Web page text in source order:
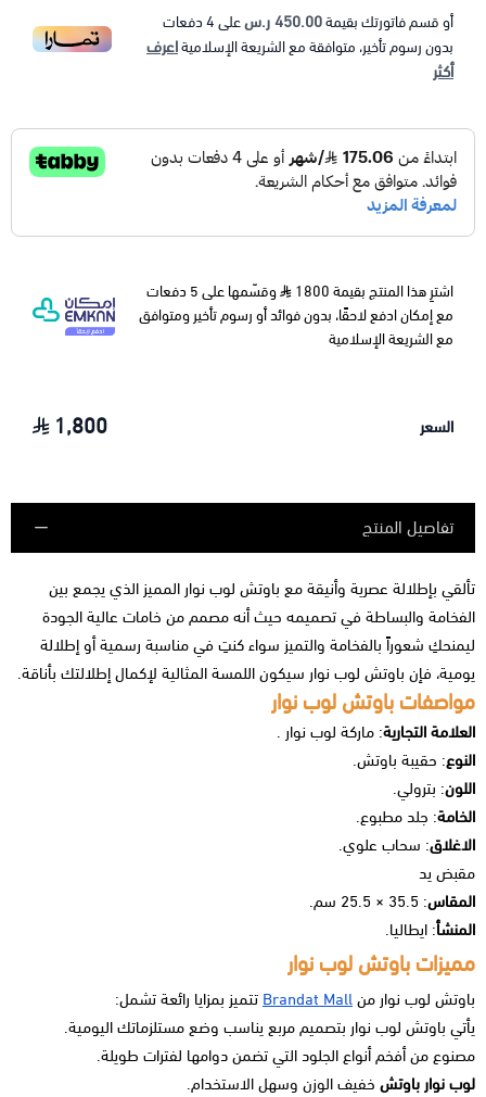
أو قسم فاتورتك بقيمة450.00 ر.س على4دفعات
بدون رسوم تأخير، متوافقة مع الشريعة الإسلاميةاعرف
أكثر
اشترِ هذا المنتج بقيمة 1800
وقسّمها على 5 دفعات
مع إمكان ادفع لاحقًا، بدون فوائد أو رسوم تأخير ومتوافق
مع الشريعة الإسلامية
السعر 1,800
تفاصيل المنتج
تألقي بإطلالة عصرية وأنيقة مع باوتش لوب نوار المميز الذي يجمع بين
الفخامة والبساطة في تصميمه حيث أنه مصمم من خامات عالية الجودة
ليمنحكِ شعوراً بالفخامة والتميز سواء كنتِ في مناسبة رسمية أو إطلالة
يومية، فإن باوتش لوب نوار سيكون اللمسة المثالية لإكمال إطلالتك بأناقة.
مواصفات باوتش لوب نوار
العلامة التجارية: ماركة لوب نوار .
النوع: حقيبة باوتش.
اللون: بترولي.
الخامة: جلد مطبوع.
الاغلاق: سحاب علوي.
مقبض يد
المقاس: 35.5 × 25.5 سم.
المنشأ: ايطاليا.
مميزات باوتش لوب نوار
باوتش لوب نوار منBrandat Mall تتميز بمزايا رائعة تشمل:
يأتي باوتش لوب نوار بتصميم مربع يناسب وضع مستلزماتك اليومية.
مصنوع من أفخم أنواع الجلود التي تضمن دوامها لفترات طويلة.
لوب نوار باوتش خفيف الوزن وسهل الاستخدام.